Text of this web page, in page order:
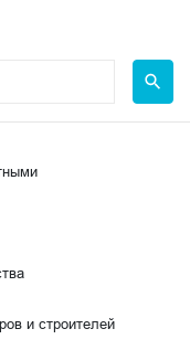
и строителей